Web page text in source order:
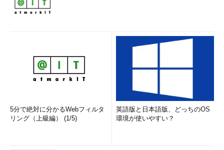
5分で絶対に分かるWebフィルタ
リング（上級編） (1/5)
英語版と日本語版、どっちのOS
環境が使いやすい？